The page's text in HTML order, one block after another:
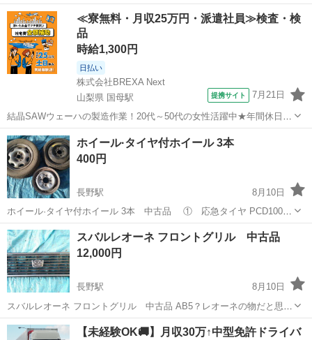
6.15-13 鉄ホイール 4穴 ピッチ約140mm 錆かなり多いです。特に
裏側ひどいです。 廃車に履かせるなどにいかがでし...
長野 長野市 長野駅 タイヤ、ホイール ホイール
≪寮無料・月収25万円・派遣社員≫検査・検
品
時給1,300円
日払い
株式会社BREXA Next
山梨県 国母駅
提携サイト 7月21日
結晶SAWウェーハの製造作業！20代～50代の女性活躍中★年間休日
120日＆土日祝休み！クリーンルーム内でのお仕事！日払い制度利用可
◎正社員登用制度あり！マイカー通勤可！《山梨県中巨摩郡昭和町》
人気の工場のお仕事 ◇結晶...
山梨 国母駅 その他
ホイール·タイヤ付ホイール 3本
400円
長野駅
8月10日
ホイール·タイヤ付ホイール 3本 中古品 ① 応急タイヤ PCD100
T105/70D14 未使用 ② スタッドレスタイヤ ガーデックス465i
175/65R14 鉄ホイール 5J-14インチ...
長野 長野市 タイヤ、ホイール ホイール
スバルレオーネ フロントグリル 中古品
12,000円
長野駅
8月10日
スバルレオーネ フロントグリル 中古品 AB5？レオーネの物だと思い
ます。傷や汚れあります。 寸法約69cm x 21.5 奥行約6cm ...
長野 長野市 長野駅 パーツ フロントグリル
【未経験OK🚚】月収30万↑中型免許ドライバ